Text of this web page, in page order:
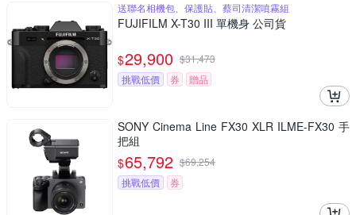
送聯名相機包、保護貼、蔡司清潔噴霧組
FUJIFILM X-T30 III 單機身 公司貨
$29,900 $31,473
挑戰低價
券 贈品
SONY Cinema Line FX30 XLR ILME-FX30 手
把組
$65,792 $69,254
挑戰低價
券